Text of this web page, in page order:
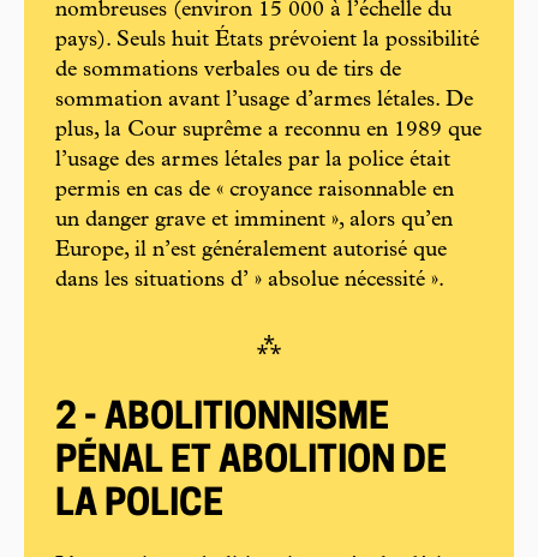
nombreuses (environ 15 000 à l’échelle du
pays). Seuls huit États prévoient la possibilité
de sommations verbales ou de tirs de
sommation avant l’usage d’armes létales. De
plus, la Cour suprême a reconnu en 1989 que
l’usage des armes létales par la police était
permis en cas de « croyance raisonnable en
un danger grave et imminent », alors qu’en
Europe, il n’est généralement autorisé que
dans les situations d’ » absolue nécessité ».
⁂
2 - ABOLITIONNISME
PÉNAL ET ABOLITION DE
LA POLICE